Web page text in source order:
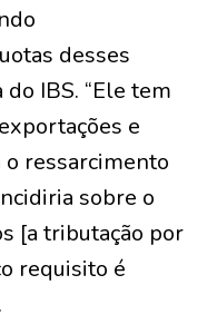
desses
IBS. “Ele tem
e
ressarcimento
sobre o
[a tributação por
requisito é